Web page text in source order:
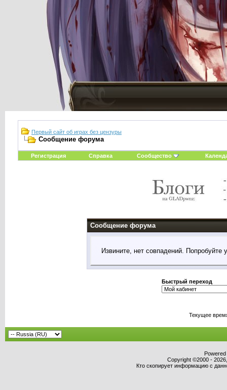
Первый сайт об играх без цензуры
Сообщение форума
Регистрация Справка Сообщество
Сообщение форума
Извините, нет совпадений. Попробуйте
Быстрый переход
Текущее
Copyright ©2000 -
Кто скопирует информацию с